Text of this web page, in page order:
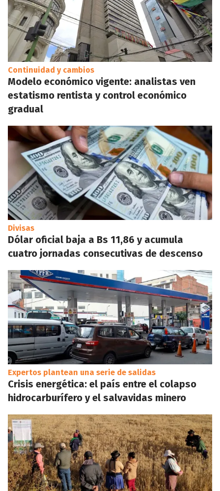
Continuidad y cambios
Modelo económico vigente: analistas ven
estatismo rentista y control económico
gradual
Divisas
Dólar oficial baja a Bs 11,86 y acumula
cuatro jornadas consecutivas de descenso
Expertos plantean una serie de salidas
Crisis energética: el país entre el colapso
hidrocarburífero y el salvavidas minero